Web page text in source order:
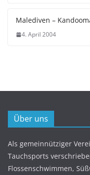
Malediven –
4. April 2004
Über uns
Als gemeinnütziger
Tauchsports
Flossenschwimmen,